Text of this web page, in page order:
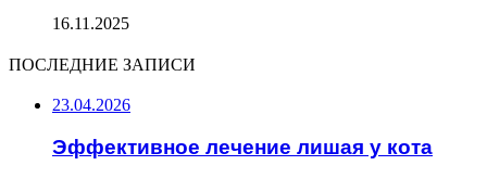
16.11.2025
ПОСЛЕДНИЕ ЗАПИСИ
23.04.2026
Эффективное лечение лишая у кота